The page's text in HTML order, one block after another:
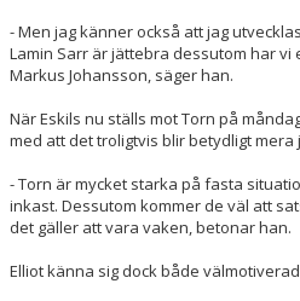
- Men jag känner också att jag
Lamin Sarr är jättebra dessutom har
Markus Johansson, säger han.
När Eskils nu ställs mot Torn på
med att det troligtvis blir betydligt mera
- Torn är mycket starka på fasta
inkast. Dessutom kommer de väl att
det gäller att vara vaken, betonar han.
Elliot känna sig dock både